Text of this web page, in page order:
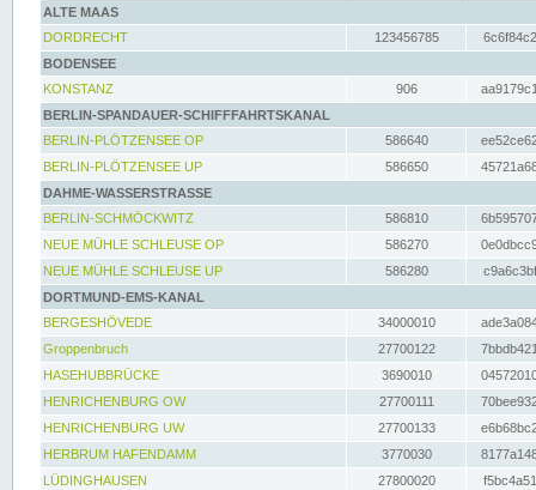
ALTE MAAS
DORDRECHT
123456785
BODENSEE
KONSTANZ
906
BERLIN-SPANDAUER-SCHIFFFAHRTSKANAL
BERLIN-PLÖTZENSEE OP
586640
BERLIN-PLÖTZENSEE UP
586650
DAHME-WASSERSTRASSE
BERLIN-SCHMÖCKWITZ
586810
NEUE MÜHLE SCHLEUSE OP
586270
NEUE MÜHLE SCHLEUSE UP
586280
DORTMUND-EMS-KANAL
BERGESHÖVEDE
34000010
Groppenbruch
27700122
HASEHUBBRÜCKE
3690010
HENRICHENBURG OW
27700111
HENRICHENBURG UW
27700133
HERBRUM HAFENDAMM
3770030
LÜDINGHAUSEN
27800020